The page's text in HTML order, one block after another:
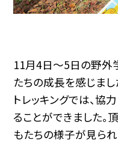
11月4日～5日の野外
たちの成長を感じまし
トレッキングでは、協
ることができました
もたちの様子が見られ